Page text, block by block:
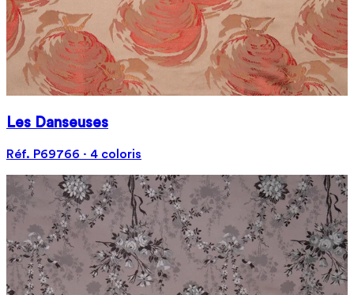
Les Danseuses
Réf. P69766 · 4 coloris